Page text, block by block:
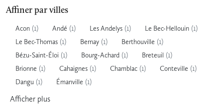
Affiner par villes
Acon (1) Andé (1) Les Andelys (1) Le Bec-Hellouin (1)
Le Bec-Thomas (1) Bernay (1) Berthouville (1)
Bézu-Saint-Éloi (1) Bourg-Achard (1) Breteuil (1)
Brionne (1) Cahaignes (1) Chamblac (1) Conteville (1)
Dangu (1) Émanville (1)
Afficher plus